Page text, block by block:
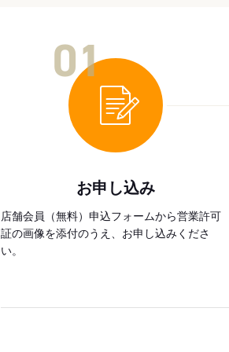
お申し込み
店舗会員（無料）申込フォームから営業許可
証の画像を添付のうえ、お申し込みくださ
い。